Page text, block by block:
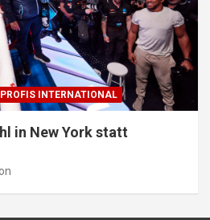
PROFIS INTERNATIONAL
in New York statt